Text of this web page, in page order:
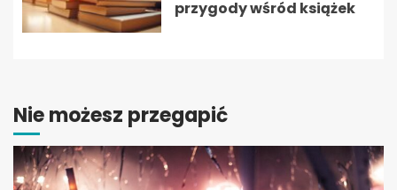
przygody wśród książek
Nie możesz przegapić